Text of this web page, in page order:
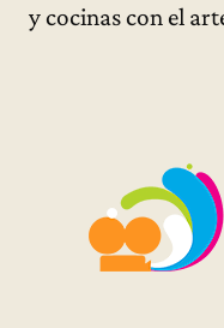
y cocinas con el